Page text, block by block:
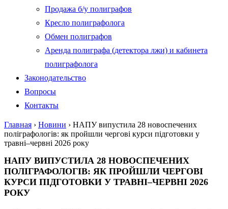
Продажа б/у полиграфов
Кресло полиграфолога
Обмен полиграфов
Аренда полиграфа (детектора лжи) и кабинета
полиграфолога
Законодательство
Вопросы
Контакты
Главная › Новини › НАПУ випустила 28 новоспечених
поліграфологів: як пройшли чергові курси підготовки у
травні–червні 2026 року
НАПУ ВИПУСТИЛА 28 НОВОСПЕЧЕНИХ
ПОЛІГРАФОЛОГІВ: ЯК ПРОЙШЛИ ЧЕРГОВІ
КУРСИ ПІДГОТОВКИ У ТРАВНІ–ЧЕРВНІ 2026
РОКУ